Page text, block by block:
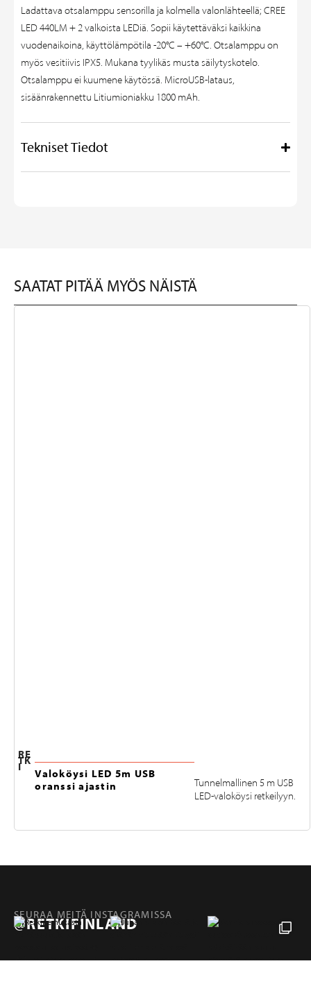
Ladattava otsalamppu sensorilla ja kolmella valonlähteellä; CREE
LED 440LM + 2 valkoista LEDiä. Sopii käytettäväksi kaikkina
vuodenaikoina, käyttölämpötila -20°C – +60°C. Otsalamppu on
myös vesitiivis IPX5. Mukana tyylikäs musta säilytyskotelo.
Otsalamppu ei kuumene käytössä. MicroUSB-lataus,
sisäänrakennettu Litiumioniakku 1800 mAh.
Tekniset Tiedot
SAATAT PITÄÄ MYÖS NÄISTÄ
RE
TK
I
Valoköysi LED 5m USB
oranssi ajastin
Tunnelmallinen 5 m USB
LED-valoköysi retkeilyyn.
SEURAA MEITÄ INSTAGRAMISSA
@RETKIFINLAND